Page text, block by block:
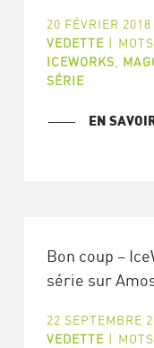
20 FÉVRIER 2018
VEDETTE |
ICEWORKS,
SÉRIE
EN
Bon coup –
série sur
22 SEPTEMBRE
VEDETTE |